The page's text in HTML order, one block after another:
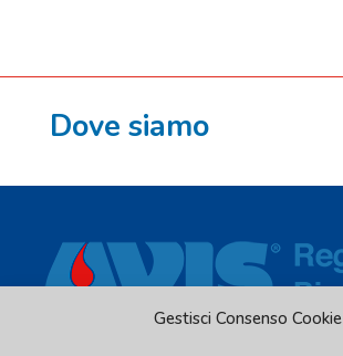
Gestisci Consenso Cookie
Dove siamo